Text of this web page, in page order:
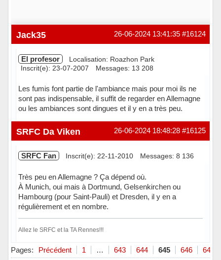
#16124
26-06-2024 13:41:35
Jack35
El profesor
Localisation: Roazhon Park
Inscrit(e): 23-07-2007
Messages: 13 208
Les fumis font partie de l'ambiance mais pour moi ils ne
sont pas indispensable, il suffit de regarder en Allemagne
ou les ambiances sont dingues et il y en a très peu.
Hors ligne #16125
26-06-2024 18:48:28
SRFC Da Viken
SRFC Fan Inscrit(e): 22-11-2010 Messages: 8 136
Très peu en Allemagne ? Ça dépend où.
À Munich, oui mais à Dortmund, Gelsenkirchen ou
Hambourg (pour Saint-Pauli) et Dresden, il y en a
régulièrement et en nombre.
Allez le SRFC et la TA Rennes!!!
Hors ligne
Pages: Précédent 1 … 643 644 645 646 647